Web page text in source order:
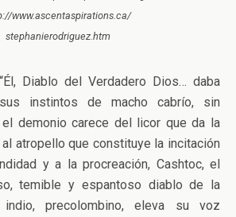
www.ascentaspirations.ca/
stephanierodriguez.htm
Diablo del Verdadero Dios… daba
instintos de macho cabrío, sin
el demonio carece del licor que da la
al atropello que constituye la incitación
y a la procreación, Cashtoc, el
temible y espantoso diablo de la
indio, precolombino, eleva su voz